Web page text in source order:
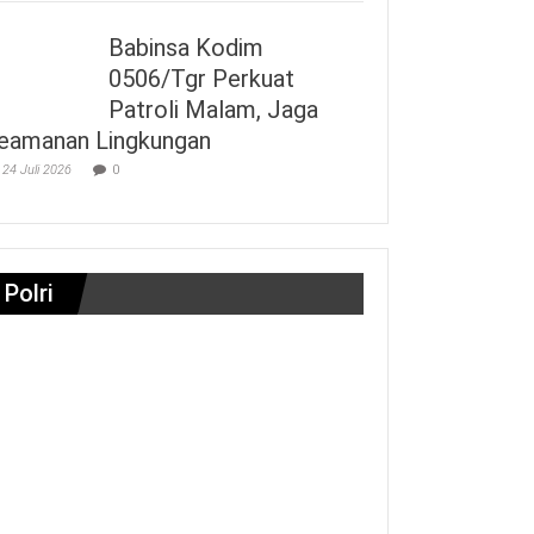
Babinsa Kodim
0506/Tgr Perkuat
Patroli Malam, Jaga
Lingkungan
24 Juli 2026 0
Polri